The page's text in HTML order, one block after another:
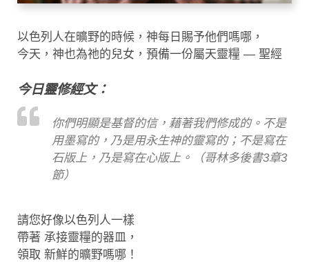
以色列人在曠野的時候，神每日賜予他們嗎哪，
今天，神也為祂的兒女，預備一份屬天靈糧 — 聖經
今日靈修經文：
你們明顯是基督的信，藉著我們修成的。不是
用墨寫的，乃是用永生神的靈寫的；不是寫在
石版上，乃是寫在心版上。（哥林多後書3章3
節）
請您好像以色列人一樣
帶著 承接靈糧的器皿，
領取 新鮮的曠野嗎哪！